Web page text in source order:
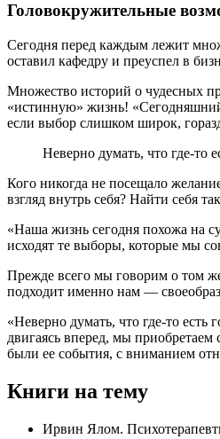
Головокружительные
Сегодня перед каждым лежит
оставил кафедру и преуспел в
Множество историй о чудесных
«истинную» жизнь!
если выбор слишком широк,
Неверно думать, что где-то
Кого никогда не посещало
взгляд внутрь себя? Найти себя
«Наша жизнь сегодня похожа на
исходят те выборы, которые мы
Прежде всего мы говорим о том
подходит именно нам —
«Неверно думать, что где-то
двигаясь вперед, мы
были ее события, с вниманием
Книги на тему
Ирвин Ялом.